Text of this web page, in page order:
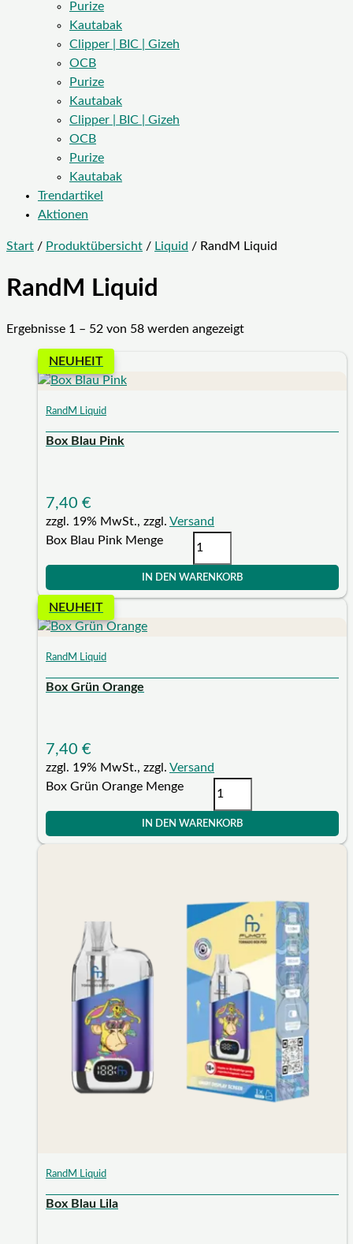
Purize
Kautabak
Clipper | BIC | Gizeh
OCB
Purize
Kautabak
Clipper | BIC | Gizeh
OCB
Purize
Kautabak
Trendartikel
Aktionen
Start / Produktübersicht / Liquid / RandM Liquid
RandM Liquid
Ergebnisse 1 – 52 von 58 werden angezeigt
NEUHEIT
RandM Liquid
Box Blau Pink
7,40 €
zzgl. 19% MwSt., zzgl. Versand
Box Blau Pink Menge
IN DEN WARENKORB
NEUHEIT
RandM Liquid
Box Grün Orange
7,40 €
zzgl. 19% MwSt., zzgl. Versand
Box Grün Orange Menge
IN DEN WARENKORB
RandM Liquid
Box Blau Lila